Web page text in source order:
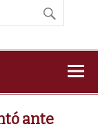
ante